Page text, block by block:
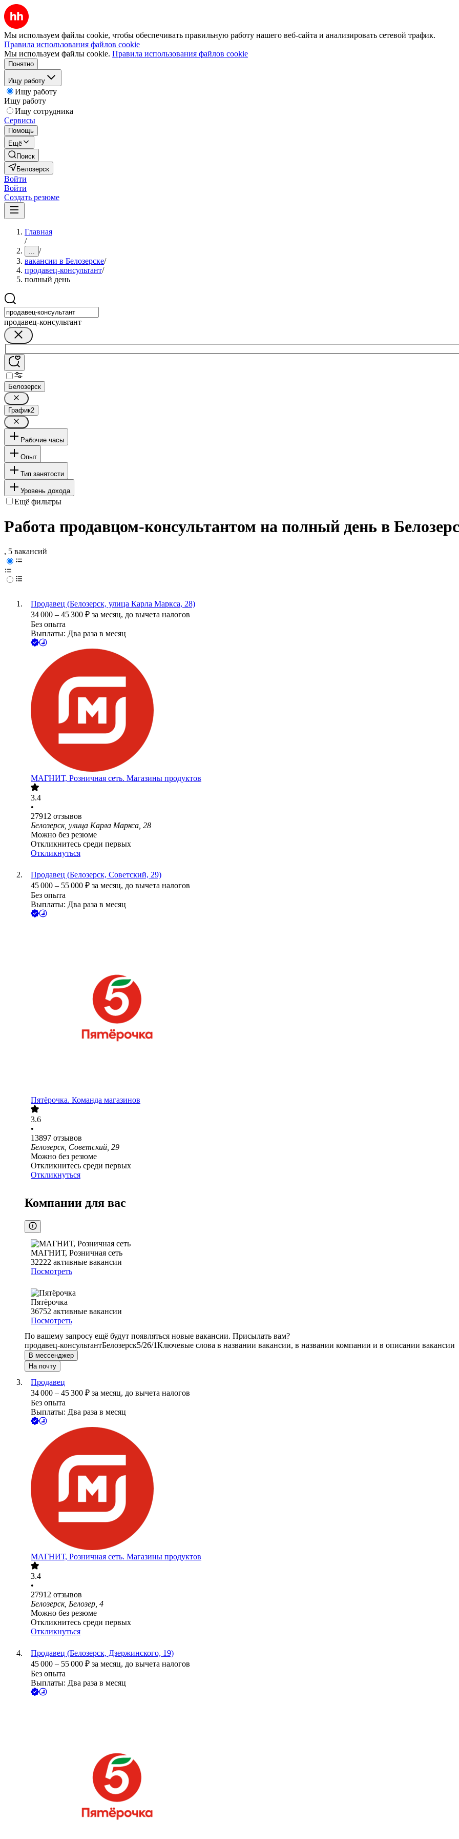
Мы используем файлы cookie, чтобы обеспечивать правильную работу нашего веб-сайта и анализировать сетевой трафик.
Правила использования файлов cookie
Мы используем файлы cookie. Правила использования файлов cookie
Понятно
Ищу работу
Ищу работу
Ищу работу
Ищу сотрудника
Сервисы
Помощь
Ещё
Поиск
Белозерск
Войти
Войти
Создать резюме
Главная
/
... /
вакансии в Белозерске/
продавец-консультант/
полный день
продавец-консультант
Белозерск
График2
Рабочие часы
Опыт
Тип занятости
Уровень дохода
Ещё фильтры
Работа продавцом-консультантом на полный день в
, 5 вакансий
Продавец (Белозерск, улица Карла Маркса, 28)
34 000 – 45 300 ₽ за месяц, до вычета налогов
Без опыта
Выплаты: Два раза в месяц
МАГНИТ, Розничная сеть. Магазины продуктов
3.4
•
27912 отзывов
Белозерск, улица Карла Маркса, 28
Можно без резюме
Откликнитесь среди первых
Откликнуться
Продавец (Белозерск, Советский, 29)
45 000 – 55 000 ₽ за месяц, до вычета налогов
Без опыта
Выплаты: Два раза в месяц
Пятёрочка. Команда магазинов
3.6
•
13897 отзывов
Белозерск, Советский, 29
Можно без резюме
Откликнитесь среди первых
Откликнуться
Компании для вас
МАГНИТ, Розничная сеть
32222 активные вакансии
Посмотреть
Пятёрочка
36752 активные вакансии
Посмотреть
По вашему запросу ещё будут появляться новые вакансии. Присылать вам?
продавец-консультантБелозерск5/26/1Ключевые слова в названии вакансии, в названии компании и в описании вакансии
В мессенджер
На почту
Продавец
34 000 – 45 300 ₽ за месяц, до вычета налогов
Без опыта
Выплаты: Два раза в месяц
МАГНИТ, Розничная сеть. Магазины продуктов
3.4
•
27912 отзывов
Белозерск, Белозер, 4
Можно без резюме
Откликнитесь среди первых
Откликнуться
Продавец (Белозерск, Дзержинского, 19)
45 000 – 55 000 ₽ за месяц, до вычета налогов
Без опыта
Выплаты: Два раза в месяц